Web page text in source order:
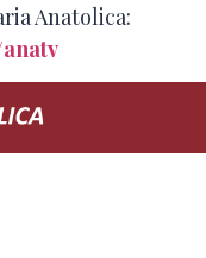
Anatolica: